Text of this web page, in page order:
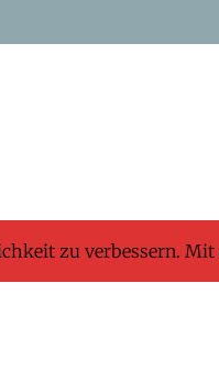
zu verbessern.